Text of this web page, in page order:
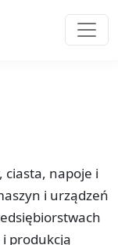
ciasta, napoje i
i urządzeń
produkcją